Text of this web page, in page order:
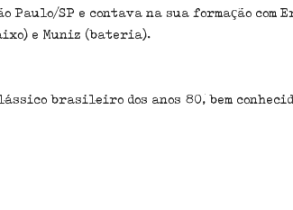
Hernandes (vocal), Beca
Paulo/SP e contava na sua formação com
brasileiro dos anos 80, bem